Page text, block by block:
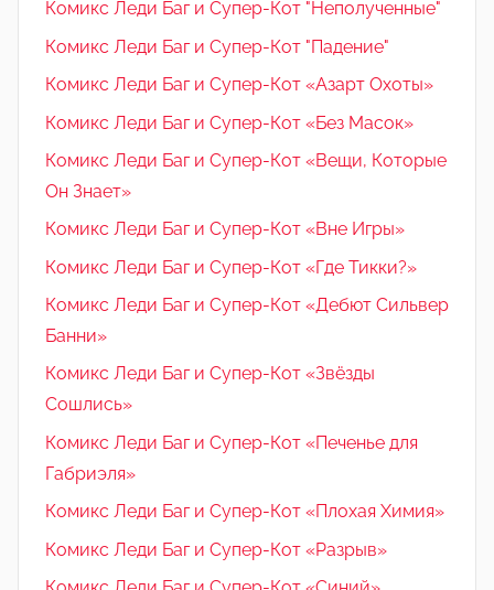
Комикс Леди Баг и Супер-Кот "Неполученные"
Комикс Леди Баг и Супер-Кот "Падение"
Комикс Леди Баг и Супер-Кот «Азарт Охоты»
Комикс Леди Баг и Супер-Кот «Без Масок»
Комикс Леди Баг и Супер-Кот «Вещи, Которые
Он Знает»
Комикс Леди Баг и Супер-Кот «Вне Игры»
Комикс Леди Баг и Супер-Кот «Где Тикки?»
Комикс Леди Баг и Супер-Кот «Дебют Сильвер
Банни»
Комикс Леди Баг и Супер-Кот «Звёзды
Сошлись»
Комикс Леди Баг и Супер-Кот «Печенье для
Габриэля»
Комикс Леди Баг и Супер-Кот «Плохая Химия»
Комикс Леди Баг и Супер-Кот «Разрыв»